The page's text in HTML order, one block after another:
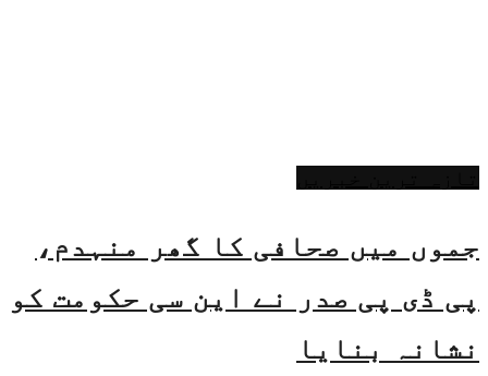
جموں میں صحافی کا گھر منہدم،
پی ڈی پی صدر نے این سی حکومت کو
نشانہ بنایا